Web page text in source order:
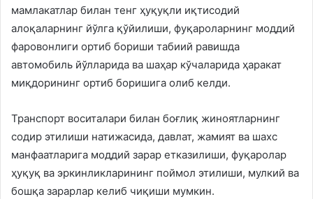
мамлакатлар билан тенг ҳуқуқли иқтисодий
алоқаларнинг йўлга қўйилиши, фуқароларнинг моддий
фаровонлиги ортиб бориши табиий равишда
автомобиль йўлларида ва шаҳар кўчаларида ҳаракат
миқдорининг ортиб боришига олиб келди.
Транспорт воситалари билан боғлиқ жиноятларнинг
содир этилиши натижасида, давлат, жамият ва шахс
манфаатларига моддий зарар етказилиши, фуқаролар
ҳуқуқ ва эркинликларининг поймол этилиши, мулкий ва
бошқа зарарлар келиб чиқиши мумкин.